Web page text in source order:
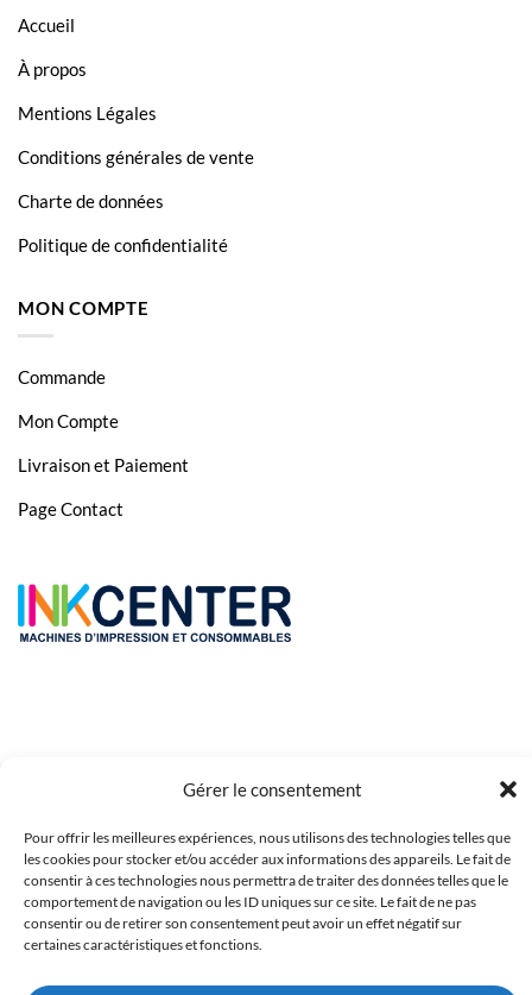
Gérer le consentement
Pour offrir les meilleures expériences, nous utilisons des technologies telles que
les cookies pour stocker et/ou accéder aux informations des appareils. Le fait de
consentir à ces technologies nous permettra de traiter des données telles que le
comportement de navigation ou les ID uniques sur ce site. Le fait de ne pas
consentir ou de retirer son consentement peut avoir un effet négatif sur
certaines caractéristiques et fonctions.
Accueil
À propos
Mentions Légales
Conditions générales de vente
Charte de données
Politique de confidentialité
MON COMPTE
Commande
Mon Compte
Livraison et Paiement
Page Contact
Copyright 2023 © Inkcenter - Webdesign by Media84